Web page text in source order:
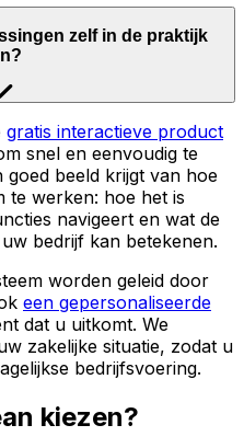
zelf in de praktijk
gratis interactieve product
snel en eenvoudig te
beeld krijgt van hoe
te werken: hoe het is
navigeert en wat de
bedrijf kan betekenen.
worden geleid door
een gepersonaliseerde
dat u uitkomt. We
zakelijke situatie, zodat u
bedrijfsvoering.
kiezen?